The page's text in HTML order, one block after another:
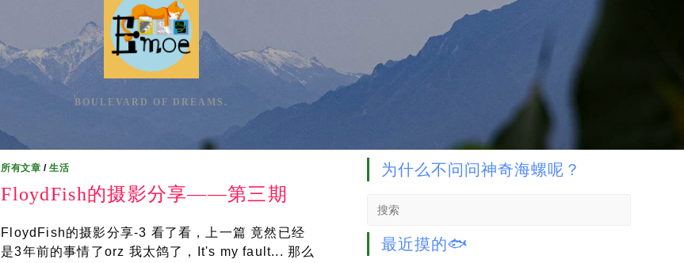
BOULEVARD OF DREAMS.
所有文章 /生活
FloydFish的摄影分享——第三期
FloydFish的摄影分享-3 看了看，上一篇 竟然已经
是3年前的事情了orz 我太鸽了，It's my fault... 那么
为什么不问问神奇海螺呢？
Search
website
最近摸的🐟